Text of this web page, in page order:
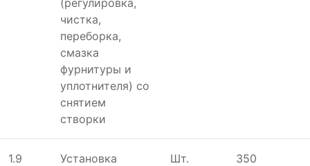
(регулировка,
чистка,
переборка,
смазка
фурнитуры и
уплотнителя) со
снятием
створки
1.9
Установка
Шт. 350